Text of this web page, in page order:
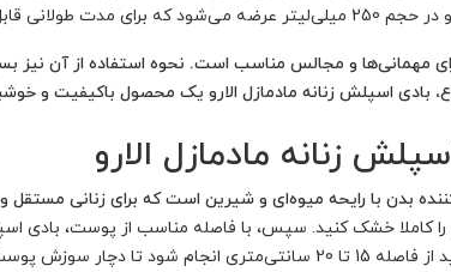
قابل استفاده است.
مهمانی‌ها و مجالس مناسب است. نحوه استفاده از آن
بادی اسپلش زنانه مادمازل الارو یک محصول باکیفیت و
زنانه مادمازل الارو
بدن با رایحه میوه‌ای و شیرین است که برای زنانی
کاملا خشک کنید. سپس، با فاصله مناسب از پوست، بادی
سوزش پوست نشوید.